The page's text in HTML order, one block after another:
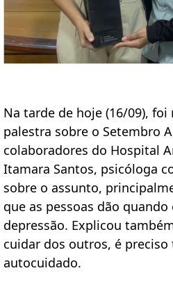
Na tarde de hoje (16/09), foi
palestra sobre o Setembro
colaboradores do Hospital
Itamara Santos, psicóloga
sobre o assunto,
que as pessoas dão quando
depressão. Explicou
cuidar dos outros, é
autocuidado.